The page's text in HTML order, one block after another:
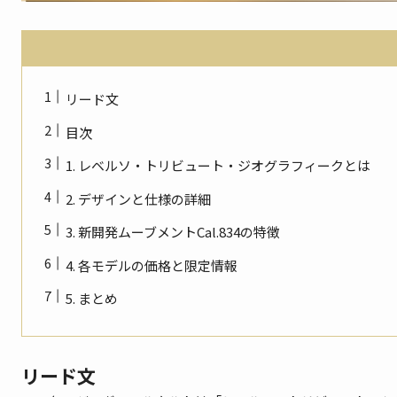
リード文​
目次
1. レベルソ・トリビュート・ジオグラフィークとは
2. デザインと仕様の詳細
3. 新開発ムーブメントCal.834の特徴
4. 各モデルの価格と限定情報
5. まとめ
リード文